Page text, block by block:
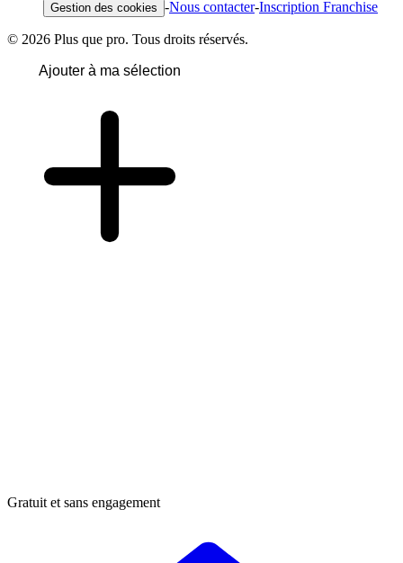
Gestion des cookies -Nous contacter-Inscription Franchise
© 2026 Plus que pro. Tous droits réservés.
Ajouter à ma sélection
Gratuit et sans engagement